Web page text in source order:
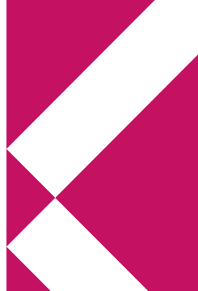
Annikas litteratur- och kulturblogg
Deckare, kriminalromaner, thrillers
Hem